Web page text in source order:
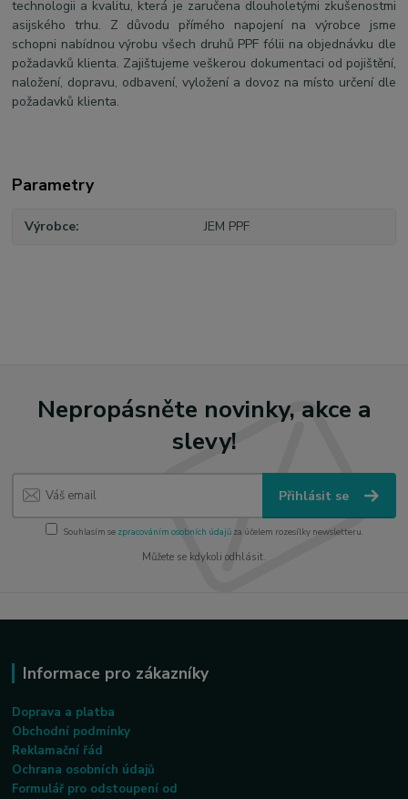
technologii a kvalitu, která je zaručena dlouholetými zkušenostmi
asijského trhu. Z důvodu přímého napojení na výrobce jsme
schopni nabídnou výrobu všech druhů PPF fólii na objednávku dle
požadavků klienta. Zajištujeme veškerou dokumentaci od pojištění,
naložení, dopravu, odbavení, vyložení a dovoz na místo určení dle
požadavků klienta.
Parametry
Výrobce JEM PPF
Nepropásněte novinky, akce a
slevy!
Přihlásit se
Souhlasím se zpracováním osobních údajůza účelem rozesílky newsletteru.
Můžete se kdykoli odhlásit.
Informace pro zákazníky
Doprava a platba
Obchodní podmínky
Reklamační řád
Ochrana osobních údajů
Formulář pro odstoupení od